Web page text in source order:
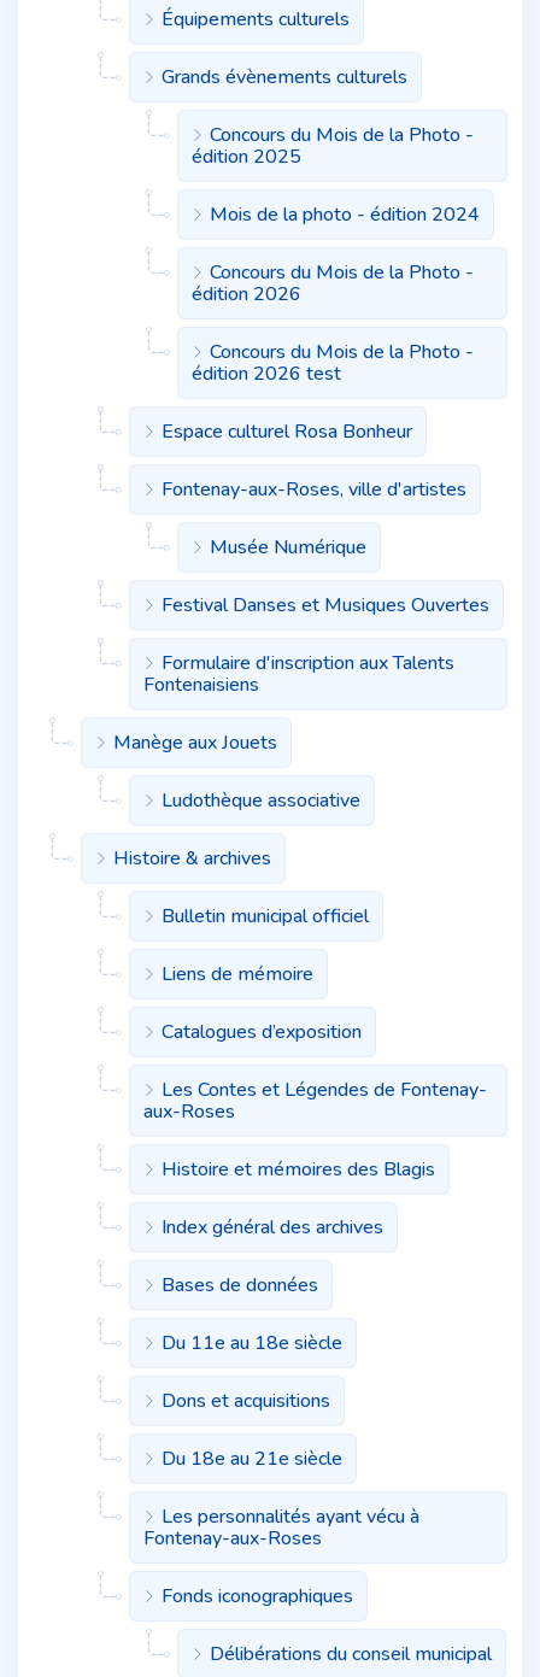
Équipements culturels
Grands évènements culturels
Concours du Mois de la Photo -
édition 2025
Mois de la photo - édition 2024
Concours du Mois de la Photo -
édition 2026
Concours du Mois de la Photo -
édition 2026 test
Espace culturel Rosa Bonheur
Fontenay-aux-Roses, ville d'artistes
Musée Numérique
Festival Danses et Musiques Ouvertes
Formulaire d'inscription aux Talents
Fontenaisiens
Manège aux Jouets
Ludothèque associative
Histoire & archives
Bulletin municipal officiel
Liens de mémoire
Catalogues d’exposition
Les Contes et Légendes de Fontenay-
aux-Roses
Histoire et mémoires des Blagis
Index général des archives
Bases de données
Du 11e au 18e siècle
Dons et acquisitions
Du 18e au 21e siècle
Les personnalités ayant vécu à
Fontenay-aux-Roses
Fonds iconographiques
Délibérations du conseil municipal